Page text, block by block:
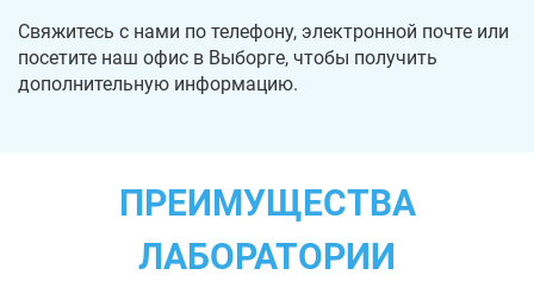
Свяжитесь с нами по телефону, электронной почте или
посетите наш офис в Выборге, чтобы получить
дополнительную информацию.
ПРЕИМУЩЕСТВА
ЛАБОРАТОРИИ